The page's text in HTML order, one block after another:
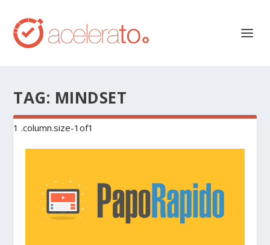
TAG: MINDSET